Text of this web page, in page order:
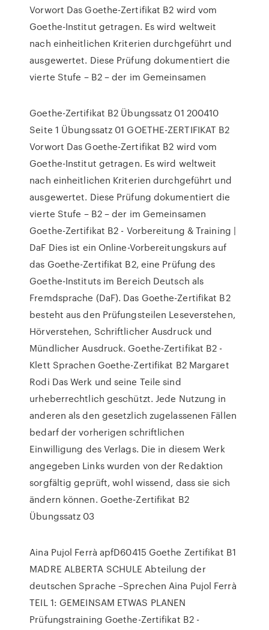
Vorwort Das Goethe-Zertifikat B2 wird vom
Goethe-Institut getragen. Es wird weltweit
nach einheitlichen Kriterien durchgeführt und
ausgewertet. Diese Prüfung dokumentiert die
vierte Stufe – B2 – der im Gemeinsamen
Goethe-Zertifikat B2 Übungssatz 01 200410
Seite 1 Übungssatz 01 GOETHE-ZERTIFIKAT B2
Vorwort Das Goethe-Zertifikat B2 wird vom
Goethe-Institut getragen. Es wird weltweit
nach einheitlichen Kriterien durchgeführt und
ausgewertet. Diese Prüfung dokumentiert die
vierte Stufe – B2 – der im Gemeinsamen
Goethe-Zertifikat B2 - Vorbereitung & Training |
DaF Dies ist ein Online-Vorbereitungskurs auf
das Goethe-Zertifikat B2, eine Prüfung des
Goethe-Instituts im Bereich Deutsch als
Fremdsprache (DaF). Das Goethe-Zertifikat B2
besteht aus den Prüfungsteilen Leseverstehen,
Hörverstehen, Schriftlicher Ausdruck und
Mündlicher Ausdruck. Goethe-Zertifikat B2 -
Klett Sprachen Goethe-Zertifikat B2 Margaret
Rodi Das Werk und seine Teile sind
urheberrechtlich geschützt. Jede Nutzung in
anderen als den gesetzlich zugelassenen Fällen
bedarf der vorherigen schriftlichen
Einwilligung des Verlags. Die in diesem Werk
angegeben Links wurden von der Redaktion
sorgfältig geprüft, wohl wissend, dass sie sich
ändern können. Goethe-Zertifikat B2
Übungssatz 03
Aina Pujol Ferrà apfD60415 Goethe Zertifikat B1
MADRE ALBERTA SCHULE Abteilung der
deutschen Sprache –Sprechen Aina Pujol Ferrà
TEIL 1: GEMEINSAM ETWAS PLANEN
Prüfungstraining Goethe-Zertifikat B2 -